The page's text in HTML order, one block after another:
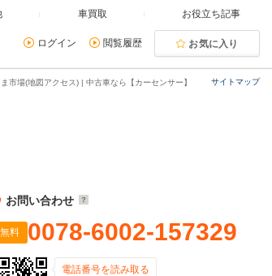
車買取 お役立ち記事
ログイン 閲覧履歴 お気に入り
サイトマップ
ま市場(地図アクセス) | 中古車なら【カーセンサー】
お問い合わせ
無料 0078-6002-157329
電話番号を読み取る